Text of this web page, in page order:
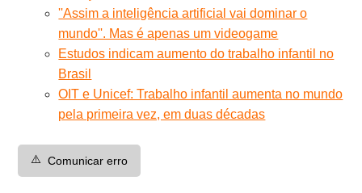
''Assim a inteligência artificial vai dominar o
mundo''. Mas é apenas um videogame
Estudos indicam aumento do trabalho infantil no
Brasil
OIT e Unicef: Trabalho infantil aumenta no mundo
pela primeira vez, em duas décadas
⚠️ Comunicar erro